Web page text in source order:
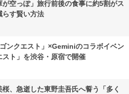
が空っぽ」旅行前後の食事に約5割がス
す賢い方法
ンクエスト」×Geminiのコラボイベン
スト」を渋谷・原宿で開催
、急逝した東野圭吾氏へ誓う「多く